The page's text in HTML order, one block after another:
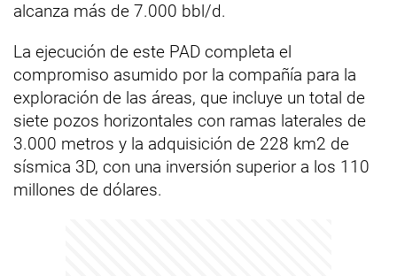
alcanza más de 7.000 bbl/d.
La ejecución de este PAD completa el
compromiso asumido por la compañía para la
exploración de las áreas, que incluye un total de
siete pozos horizontales con ramas laterales de
3.000 metros y la adquisición de 228 km2 de
sísmica 3D, con una inversión superior a los 110
millones de dólares.